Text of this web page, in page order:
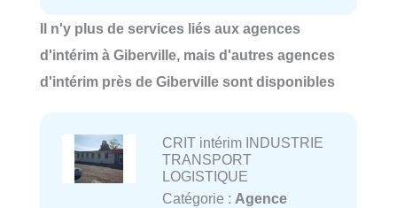
Il n'y plus de services liés aux agences
d'intérim à Giberville, mais d'autres agences
d'intérim près de Giberville sont disponibles
CRIT intérim INDUSTRIE
TRANSPORT
LOGISTIQUE
Catégorie : Agence